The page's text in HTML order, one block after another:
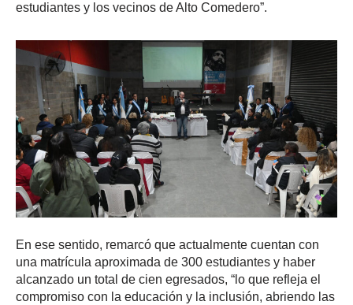
estudiantes y los vecinos de Alto Comedero”.
En ese sentido, remarcó que actualmente cuentan con
una matrícula aproximada de 300 estudiantes y haber
alcanzado un total de cien egresados, “lo que refleja el
compromiso con la educación y la inclusión, abriendo las